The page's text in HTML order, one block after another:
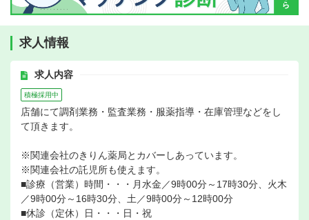
求人情報
求人内容
積極採用中
店舗にて調剤業務・監査業務・服薬指導・在庫管理などをし
て頂きます。
※関連会社のきりん薬局とカバーしあっています。
※関連会社の託児所も使えます。
■診療（営業）時間・・・月水金／9時00分～17時30分、火木
／9時00分～16時30分、土／9時00分～12時00分
■休診（定休）日・・・日・祝